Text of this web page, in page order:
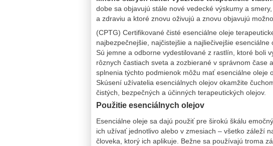
dobe sa objavujú stále nové vedecké výskumy a
a zdraviu a ktoré znovu oživujú a znovu objavujú
(CPTG) Certifikované čisté esenciálne oleje
najbezpečnejšie, najčistejšie a najliečivejšie
Sú jemne a odborne vydestilované z rastlín, ktoré boli
rôznych častiach sveta a zozbierané v správnom čase
splnenia týchto podmienok môžu mať esenciálne oleje
Skúsení užívatelia esenciálnych olejov okamžite
čistých, bezpečných a účinných terapeutických olejov.
Použitie esenciálnych olejov
Esenciálne oleje sa dajú použiť pre širokú škálu
ich užívať jednotlivo alebo v zmesiach – všetko záleží
človeka, ktorý ich aplikuje. Bežne sa používajú troma